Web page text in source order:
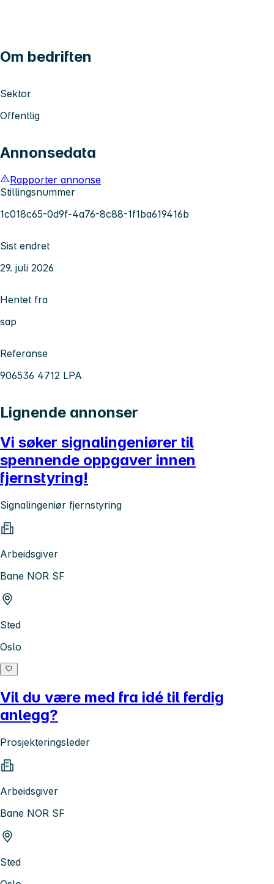
Om bedriften
Sektor
Offentlig
Annonsedata
Rapporter annonse
Stillingsnummer
1c018c65-0d9f-4a76-8c88-1f1ba619416b
Sist endret
29. juli 2026
Hentet fra
sap
Referanse
906536 4712 LPA
Lignende annonser
Vi søker signalingeniører til
spennende oppgaver innen
fjernstyring!
Signalingeniør fjernstyring
Arbeidsgiver
Bane NOR SF
Sted
Oslo
Vil du være med fra idé til ferdig
anlegg?
Prosjekteringsleder
Arbeidsgiver
Bane NOR SF
Sted